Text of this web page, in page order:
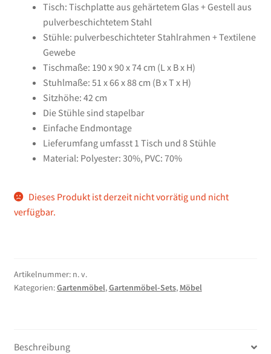
Tisch: Tischplatte aus gehärtetem Glas + Gestell aus
pulverbeschichtetem Stahl
Stühle: pulverbeschichteter Stahlrahmen + Textilene
Gewebe
Tischmaße: 190 x 90 x 74 cm (L x B x H)
Stuhlmaße: 51 x 66 x 88 cm (B x T x H)
Sitzhöhe: 42 cm
Die Stühle sind stapelbar
Einfache Endmontage
Lieferumfang umfasst 1 Tisch und 8 Stühle
Material: Polyester: 30%, PVC: 70%
Dieses Produkt ist derzeit nicht vorrätig und nicht
verfügbar.
Artikelnummer: n. v.
Kategorien:Gartenmöbel,Gartenmöbel-Sets, Möbel
Beschreibung